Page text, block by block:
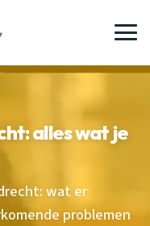
alles wat je
wat er
problemen